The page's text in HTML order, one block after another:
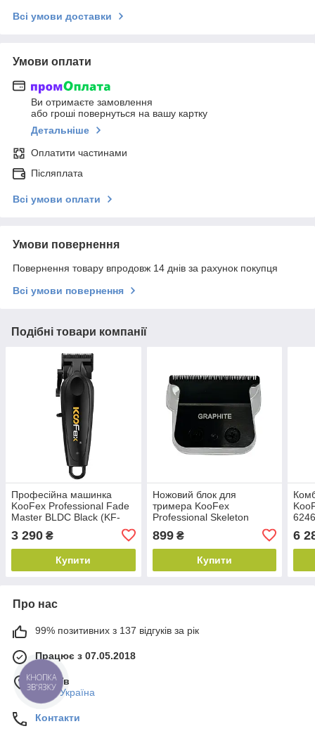
Всі умови доставки
Умови оплати
Ви отримаєте замовлення
або гроші повернуться на вашу картку
Детальніше
Оплатити частинами
Післяплата
Всі умови оплати
Умови повернення
Повернення товару впродовж 14 днів за рахунок покупця
Всі умови повернення
Подібні товари компанії
Професійна машинка
KooFex Professional Fade
Master BLDC Black (KF-
3 290 ₴
Купити
Ножовий блок для
тримера KooFex
Professional Skeleton
BLDC KF-6246-Bl Graphite
2.0 (KF-6246-001)
899₴
Купити
6
Про нас
99% позитивних з 137 відгуків за рік
Працює з 07.05.2018
м. Київ
Київ, Україна
Контакти
КНОПКА
ЗВ'ЯЗКУ